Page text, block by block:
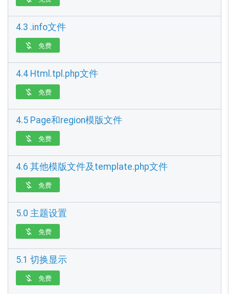
4.3 .info文件
 免费
4.4 Html.tpl.php文件
 免费
4.5 Page和region模版文件
 免费
4.6 其他模版文件及template.php文件
 免费
5.0 主题设置
 免费
5.1 切换显示
 免费